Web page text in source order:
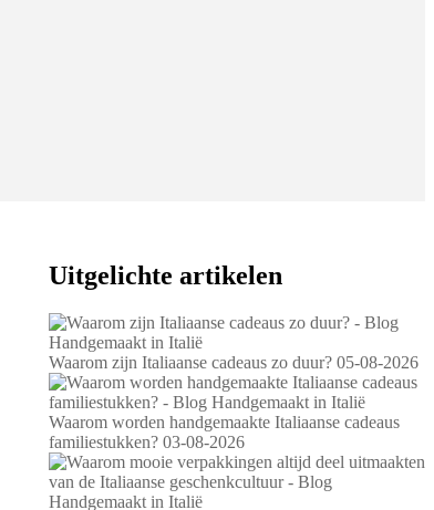
Uitgelichte artikelen
Waarom zijn Italiaanse cadeaus zo duur? 05-08-2026
Waarom worden handgemaakte Italiaanse cadeaus
familiestukken? 03-08-2026